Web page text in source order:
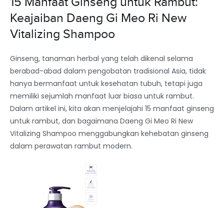
Keajaiban Daeng Gi Meo Ri New
Vitalizing Shampoo
Ginseng, tanaman herbal yang telah dikenal selama
berabad-abad dalam pengobatan tradisional Asia, tidak
hanya bermanfaat untuk kesehatan tubuh, tetapi juga
memiliki sejumlah manfaat luar biasa untuk rambut.
Dalam artikel ini, kita akan menjelajahi 15 manfaat ginseng
untuk rambut, dan bagaimana Daeng Gi Meo Ri New
Vitalizing Shampoo menggabungkan kehebatan ginseng
dalam perawatan rambut modern.